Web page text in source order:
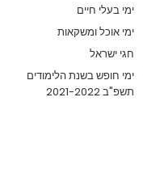
ימי בעלי חיים
ימי אוכל ומשקאות
חגי ישראל
ימי חופש בשנת הלימודים
תשפ"ב 2021-2022